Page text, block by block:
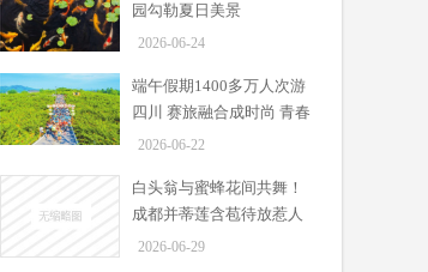
园勾勒夏日美景
2026-06-24
端午假期1400多万人次游
四川 赛旅融合成时尚 青春
旅途是亮点
2026-06-22
白头翁与蜜蜂花间共舞！
成都并蒂莲含苞待放惹人
怜爱
2026-06-29
鲜花相伴 掌声相送 川师大毕业
礼温暖启程